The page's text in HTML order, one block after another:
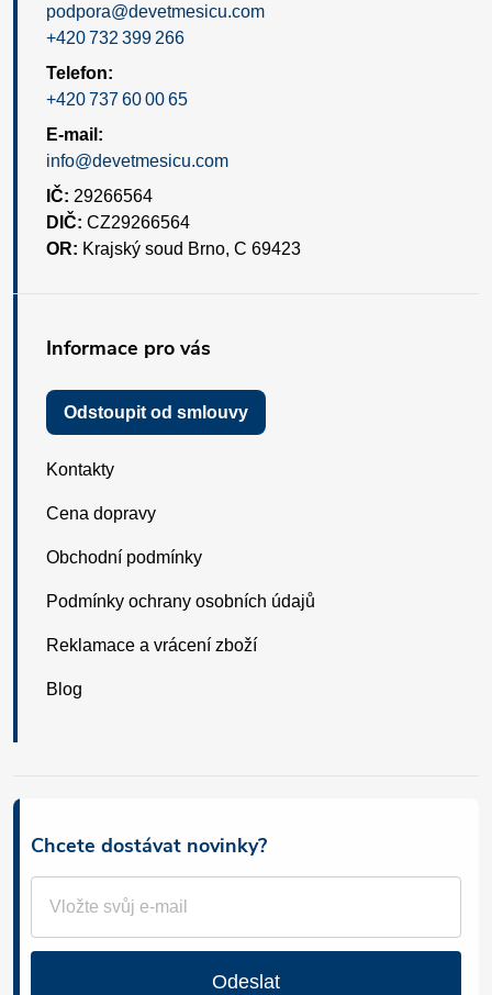
podpora@devetmesicu.com
+420 732 399 266
Telefon:
+420 737 60 00 65
E-mail:
info@devetmesicu.com
IČ: 29266564
DIČ: CZ29266564
OR: Krajský soud Brno, C 69423
Informace pro vás
Odstoupit od smlouvy
Kontakty
Cena dopravy
Obchodní podmínky
Podmínky ochrany osobních údajů
Reklamace a vrácení zboží
Blog
Chcete dostávat novinky?
Odeslat